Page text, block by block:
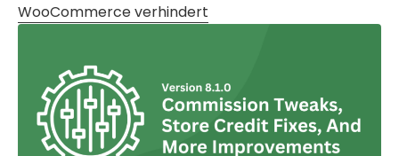
WooCommerce verhindert